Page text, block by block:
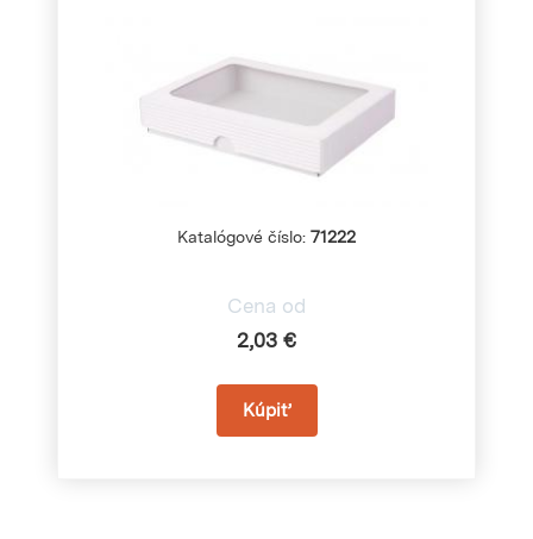
Katalógové číslo: 71222
Cena od
2,03 €